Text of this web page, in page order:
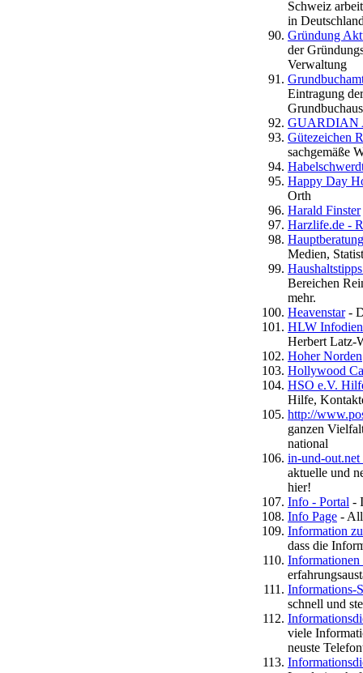
Schweiz
in
Gründung
der
Verwaltung
Eintragung
GUARDIAN
Gütezeichen
sachgemäße
Happy Day
Orth
Harald Finster
Harzlife.de -
Medien,
Bereichen
mehr.
Heavenstar-
HLW
Herbert Latz-
Hoher Norden
Hollywood
HSO e.V.
Hilfe,
http://
ganzen
national
in-und-out.net
aktuelle und
hier!
Info - Portal -
Info Page -
Information
dass die
Informationen
Informations-
schnell und
viele
neuste